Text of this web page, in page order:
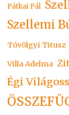
Pátkai Pál
Szellemi
Tóvölgyi Titusz
Villa Adelma
Égi